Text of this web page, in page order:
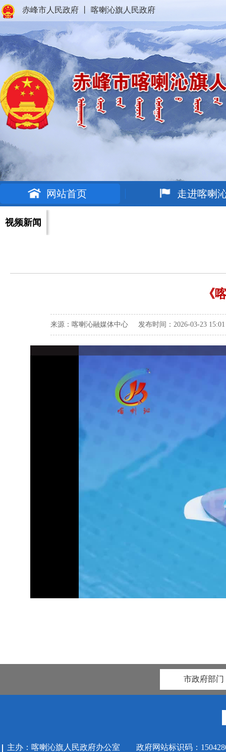
赤峰市人民政府 喀喇沁旗人民政府
网站首页 走进喀喇
视频新闻
《
来源：喀喇沁融媒体中心 发布时间：2026-03-23
市政府部门
主办：喀喇沁旗人民政府办公室 政府网站标识码：